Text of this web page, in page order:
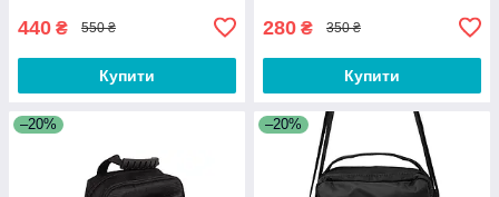
440 ₴ 550 ₴
Купити
280 ₴ 350 ₴
Купити
–20% –20%